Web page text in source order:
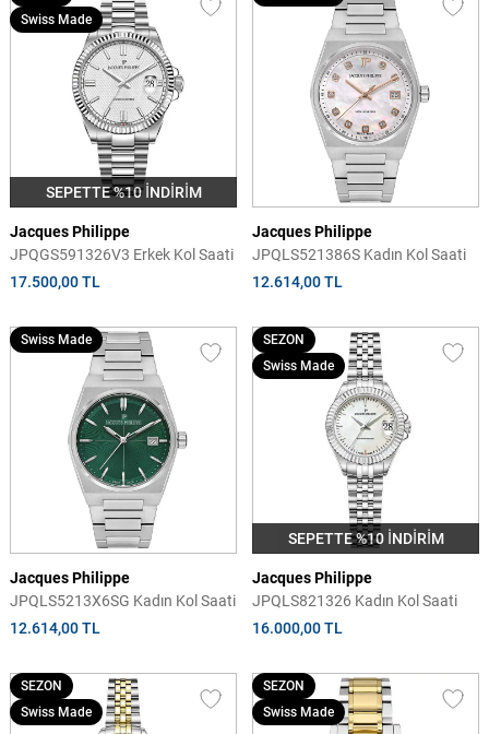
SEPETTE %10 İNDİRİM
Swiss Made
Jacques Philippe
JPQGS591326V3 Erkek Kol Saati
17.500,00 TL
Jacques Philippe
JPQLS521386S Kadın Kol Saati
12.614,00 TL
Swiss Made
Jacques Philippe
JPQLS5213X6SG Kadın Kol Saati
12.614,00 TL
SEPETTE %10 İNDİRİM
SEZON
Swiss Made
Jacques Philippe
JPQLS821326 Kadın Kol Saati
16.000,00 TL
SEZON
Swiss Made
SEZON
Swiss Made